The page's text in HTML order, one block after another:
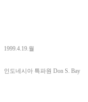
1999.4.19.월
인도네시아 특파원 Don S. Bay